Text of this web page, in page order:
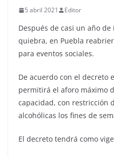
5 abril 2021 Editor
Después de casi un año
quiebra, en Puebla
para eventos sociales.
De acuerdo con el decreto
permitirá el aforo máximo
capacidad, con restricción
alcohólicas los fines de
El decreto tendrá como